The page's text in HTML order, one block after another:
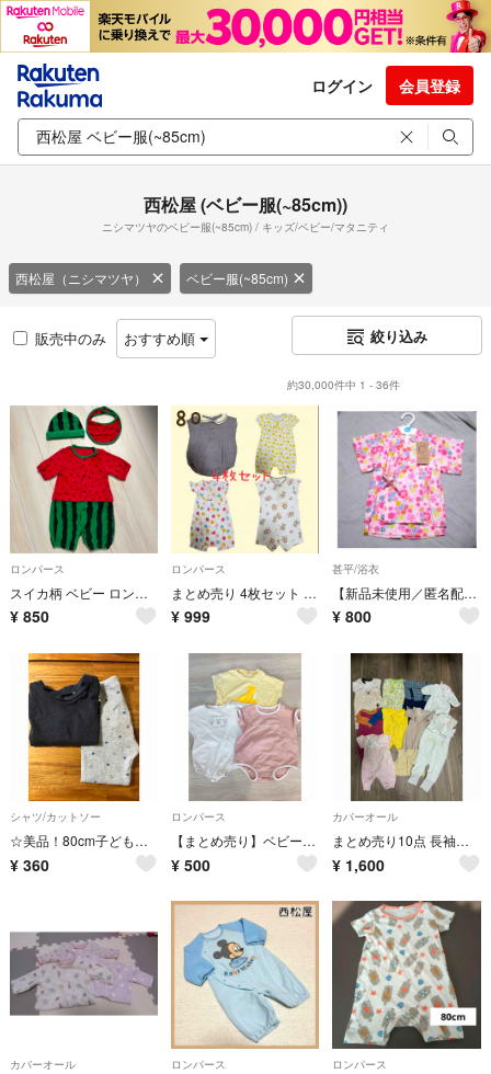
ログイン 会員登録
西松屋 (ベビー服(~85cm))
ニシマツヤのベビー服(~85cm) / キッズ/ベビー/マタニティ
西松屋（ニシマツヤ） ベビー服(~85cm)
販売中のみ おすすめ順 絞り込み
約30,000件中 1 - 36件
ロンパース
スイカ柄 ベビー ロンパース 帽子 スタイ 3点セット 50-60cm
¥ 850
ロンパース
まとめ売り 4枚セット 80 半袖 ロンパ ース 夏服
¥ 999
甚平/浴衣
【新品未使用／匿名配送】ベビー甚平 西松屋 日本製生地 花柄 サイズ80
¥ 800
シャツ/カットソー
☆美品！80cm子ども服セット☆
¥ 360
ロンパース
【まとめ売り】ベビー服⭐︎3枚セット 夏 Tシャツ 半袖 ロンパース 80
¥ 500
カバーオール
まとめ売り10点 長袖カバーオール 50-70cm
¥ 1,600
カバーオール ロンパース ロンパース